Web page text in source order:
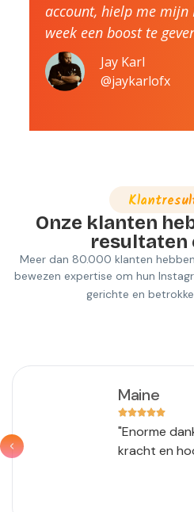
account, hielp me mijn
week een boost te
Jay Karl
@jaykarlofx
Onze klanten
resultaten
Meer dan 80.000 klanten
bewezen expertise om hun
gerichte en
Maine
"Enorme
kracht en